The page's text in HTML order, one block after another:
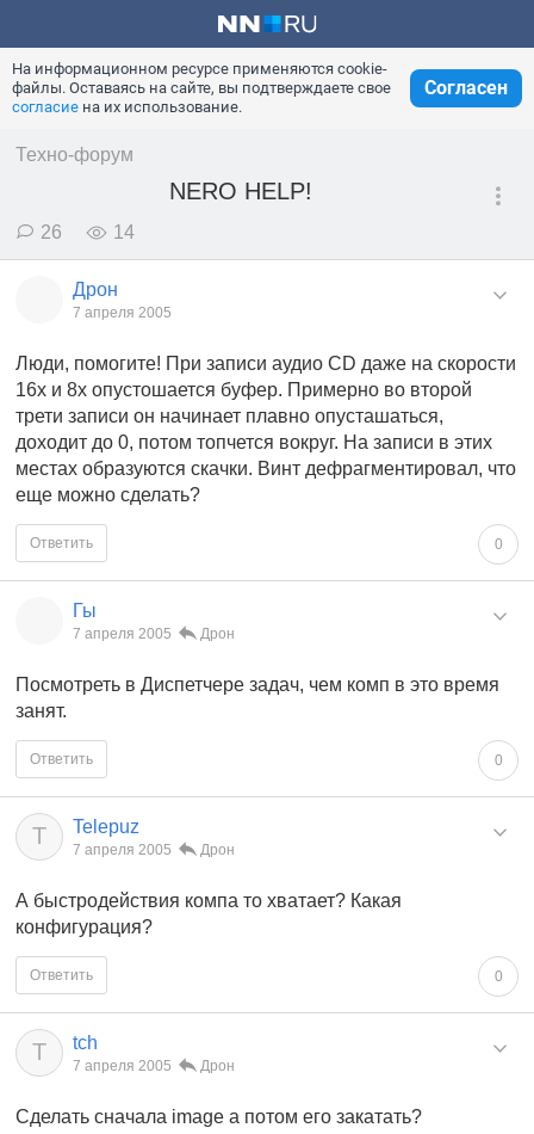
На информационном ресурсе применяются cookie-
файлы. Оставаясь на сайте, вы подтверждаете свое
согласие на их использование.
Согласен
Техно-форум
NERO HELP!
26 14
Дрон
7 апреля 2005
Люди, помогите! При записи аудио CD даже на скорости
16х и 8х опустошается буфер. Примерно во второй
трети записи он начинает плавно опусташаться,
доходит до 0, потом топчется вокруг. На записи в этих
местах образуются скачки. Винт дефрагментировал, что
еще можно сделать?
0
Ответить
Гы
7 апреля 2005 Дрон
Посмотреть в Диспетчере задач, чем комп в это время
занят.
0
Ответить
T Telepuz
7 апреля 2005 Дрон
А быстродействия компа то хватает? Какая
конфигурация?
0
Ответить
T tch
7 апреля 2005 Дрон
Сделать сначала image а потом его закатать?